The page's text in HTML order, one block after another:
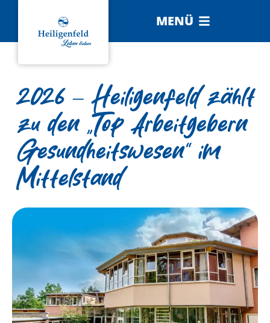
MENÜ
2026 – Heiligenfeld zählt
zu den „Top Arbeitgebern
Gesundheitswesen“ im
Mittelstand